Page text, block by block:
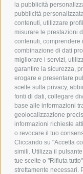
la pubblicità
pubblicità
contenuti, utilizzare
misurare le prestazioni
contenuti, comprendere
combinazione di dati
migliorare i servizi,
garantire la sicurezza,
erogare e presentare
scelte sulla privacy,
fonti di dati, collegare
base alle informazioni
geolocalizzazione
informazioni richieste
o revocare il tuo
Cliccando su "Accetta
simili. Utilizza il
tue scelte o "Rifiuta
strettamente necessari.